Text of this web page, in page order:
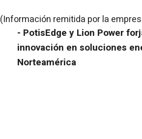
(Información remitida por la
- PotisEdge y Lion Power
innovación en soluciones
Norteamérica